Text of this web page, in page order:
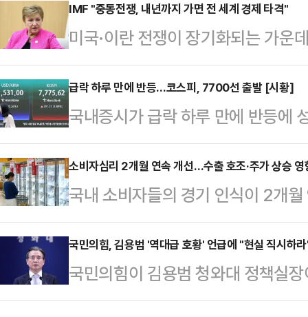
상한 애플이 수출금지 대상인 중국
고 있는 것으로 알려졌기 때문이다
플이 중국 판매용 제품에 사용할
存儲)와 창장메모리(YMTC·長江
있다"고 미 블룸버그통신이 지난 1
용을 중국 판매용으로 …
IMF "중동전쟁, 내년까지 가면 전 세계 경제 타격"
미국·이란 전쟁이 장기화되는 가
이 내년까지 이어질 경우 일부 국가
론, 전 세계가 공급망 위험에 노출
르기에바 IMF 총재는 4일(현지시
리 힐튼 호텔에서 열린 경제·금융
로 참석해 이같이 말했다.게오르기
까지 이어지고 유가가 배럴당 125
결과를 예상해…
급락 하루 만에 반등…코스피, 7700선 출발 [시황]
국내증시가 급락 하루 만에 반등에
오전 9시 24분 코스피 지수는 전
7746.12을 가리키고 있다.지수
한 7697.76로 출발했다. 개미 매
램매수호가 일시효력정지(매수 사
오전 9시 12분 52초께 코스피200
수호가의 효력이 정지됐다고 전했
4699…
소비자심리 2개월 연속 개선…수출 호조·주가 상승 영
국내 소비자들의 경기 인식이 2개
주가 상승 등으로 심리 개선세가 이
실성에도 전반적인 낙관 기조가
6월 소비자동향조사 결과'에 따르
106.6으로, 지난달(106.1) 대비
국민의힘, 김용범 '역대급 호황' 언급에 "현실 직시하
국민의힘이 김용범 청와대 정책실
평가한 데 대해 "현실을 직시하라"